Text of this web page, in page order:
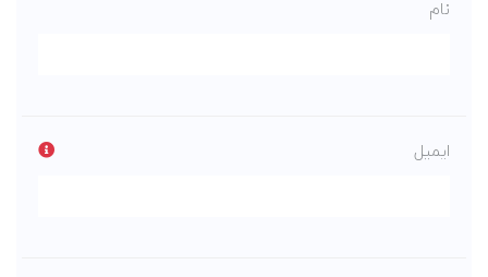
نام
ایمیل